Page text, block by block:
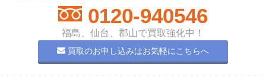
0120-940546
福島、仙台、郡山で買取強化中！
買取のお申し込みはお気軽にこちらへ